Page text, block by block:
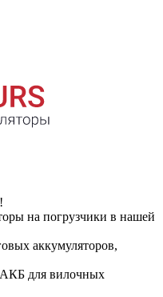
на погрузчики в нашей
аккумуляторов,
для вилочных